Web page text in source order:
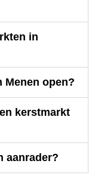
in
Menen open?
kerstmarkt
aanrader?